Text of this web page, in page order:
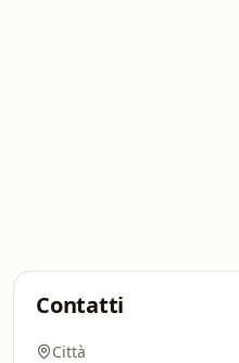
Contatti
Città